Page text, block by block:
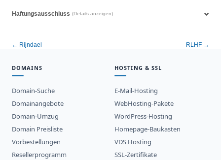
Haftungsausschluss (Details anzeigen)
← Rijndael RLHF →
DOMAINS
Domain-Suche
Domainangebote
Domain-Umzug
Domain Preisliste
Vorbestellungen
Resellerprogramm
HOSTING & SSL
E-Mail-Hosting
WebHosting-Pakete
WordPress-Hosting
Homepage-Baukasten
VDS Hosting
SSL-Zertifikate